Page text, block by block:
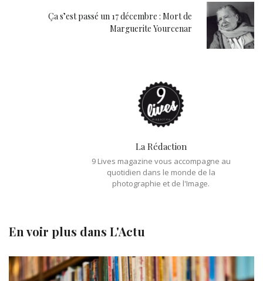
Ça s’est passé un 17 décembre : Mort de
Marguerite Yourcenar
La Rédaction
9 Lives magazine vous accompagne au
quotidien dans le monde de la
photographie et de l'Image.
En voir plus dans L'Actu